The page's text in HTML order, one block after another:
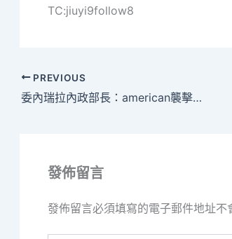
TC:jiuyi9follow8
PREVIOUS
委內瑞拉內政部長：american襲擊是“徹頭徹尾JIUYI俱意住宅設計的暴行”
發佈留言
發佈留言必須填寫的電子郵件地址不